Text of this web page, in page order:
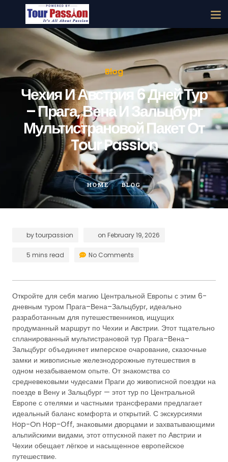
Blog
Чехия И Австрия 6 Дней Тур
– Прага, Вена И Зальцбург
Мультистрановой Пакет От
Tour Passion
HOME BLOG
bytourpassion on February 19, 2026
5 mins read No Comments
Откройте для себя магию Центральной Европы с этим 6-
дневным туром Прага–Вена–Зальцбург, идеально
разработанным для путешественников, ищущих
продуманный маршрут по Чехии и Австрии. Этот тщательно
спланированный мультистрановой тур Прага–Вена–
Зальцбург объединяет имперское очарование, сказочные
замки и живописные железнодорожные путешествия в
одном незабываемом опыте. От знакомства со
средневековыми чудесами Праги до живописной поездки на
поезде в Вену и Зальцбург — этот тур по Центральной
Европе с отелями и частными трансферами предлагает
идеальный баланс комфорта и открытий. С экскурсиями
Hop-On Hop-Off, знаковыми дворцами и захватывающими
альпийскими видами, этот отпускной пакет по Австрии и
Чехии обещает лёгкое и насыщенное европейское
путешествие.